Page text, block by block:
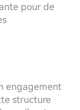
pour de
engagement
structure